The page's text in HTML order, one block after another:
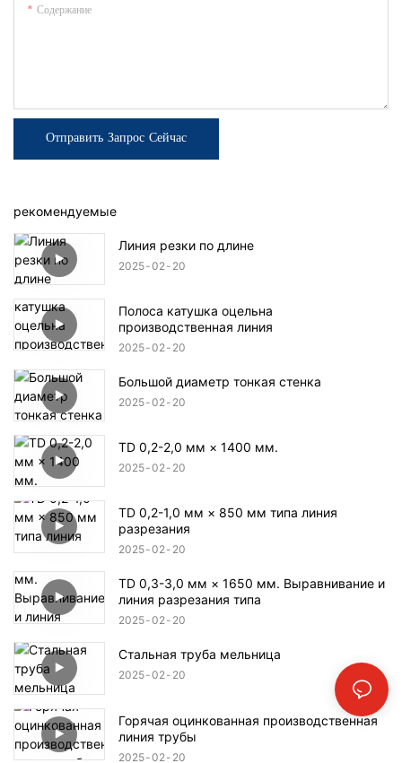
Содержание
Отправить Запрос Сейчас
рекомендуемые
Линия резки по длине
2025 02 20
Полоса катушка оцельна
производственная линия
2025 02 20
Большой диаметр тонкая стенка
2025 02 20
TD 0,2-2,0 мм × 1400 мм.
2025 02 20
TD 0,2-1,0 мм × 850 мм типа линия
разрезания
2025 02 20
TD 0,3-3,0 мм × 1650 мм. Выравнивание и
линия разрезания типа
2025 02 20
Стальная труба мельница
2025 02 20
Горячая оцинкованная производственная
линия трубы
2025 02 20